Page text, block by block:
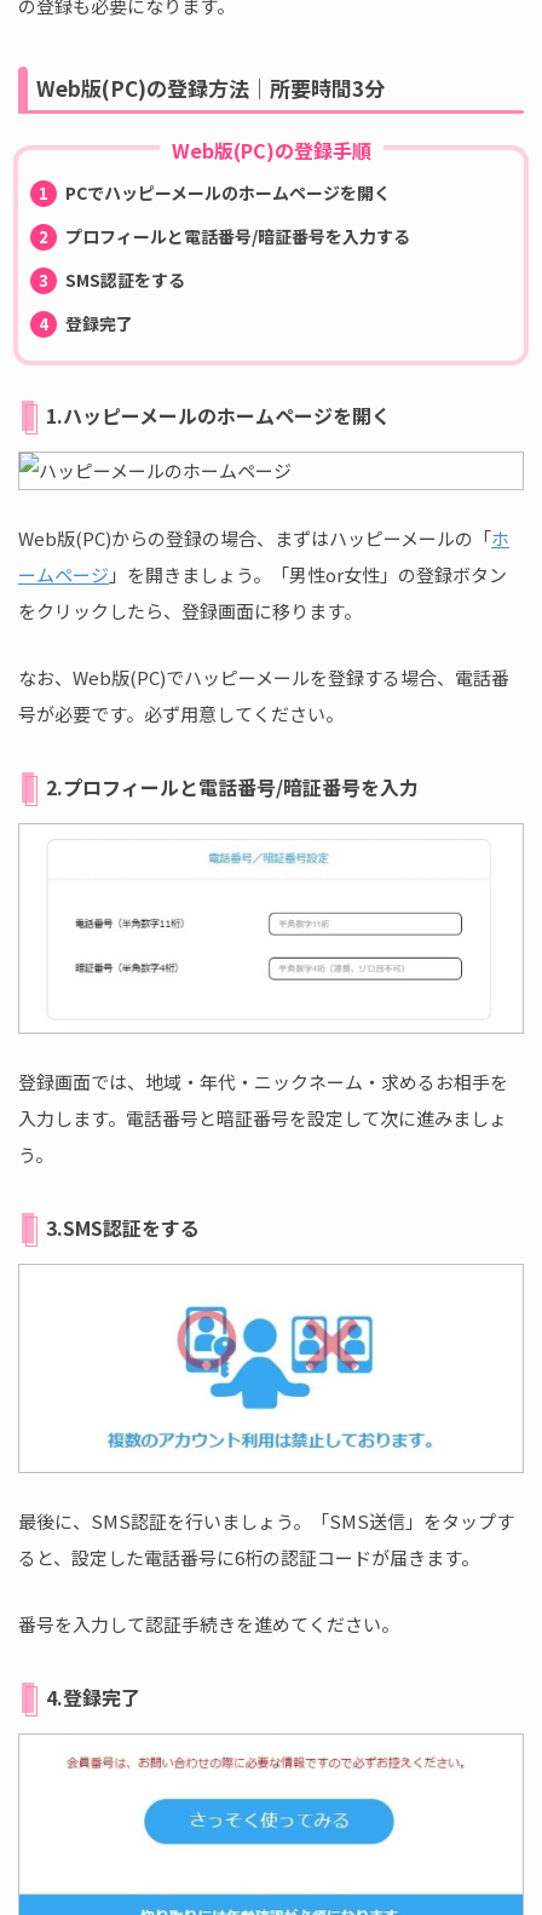
の登録も必要になります。
Web版(PC)の登録方法｜所要時間3分
Web版(PC)の登録手順
PCでハッピーメールのホームページを開く
プロフィールと電話番号/暗証番号を入力する
SMS認証をする
登録完了
1.ハッピーメールのホームページを開く
Web版(PC)からの登録の場合、まずはハッピーメールの「ホ
ームページ 」を開きましょう。「男性or女性」の登録ボタン
をクリックしたら、登録画面に移ります。
なお、Web版(PC)でハッピーメールを登録する場合、電話番
号が必要です。必ず用意してください。
2.プロフィールと電話番号/暗証番号を入力
登録画面では、地域・年代・ニックネーム・求めるお相手を
入力します。電話番号と暗証番号を設定して次に進みましょ
う。
3.SMS認証をする
最後に、SMS認証を行いましょう。「SMS送信」をタップす
ると、設定した電話番号に6桁の認証コードが届きます。
番号を入力して認証手続きを進めてください。
4.登録完了